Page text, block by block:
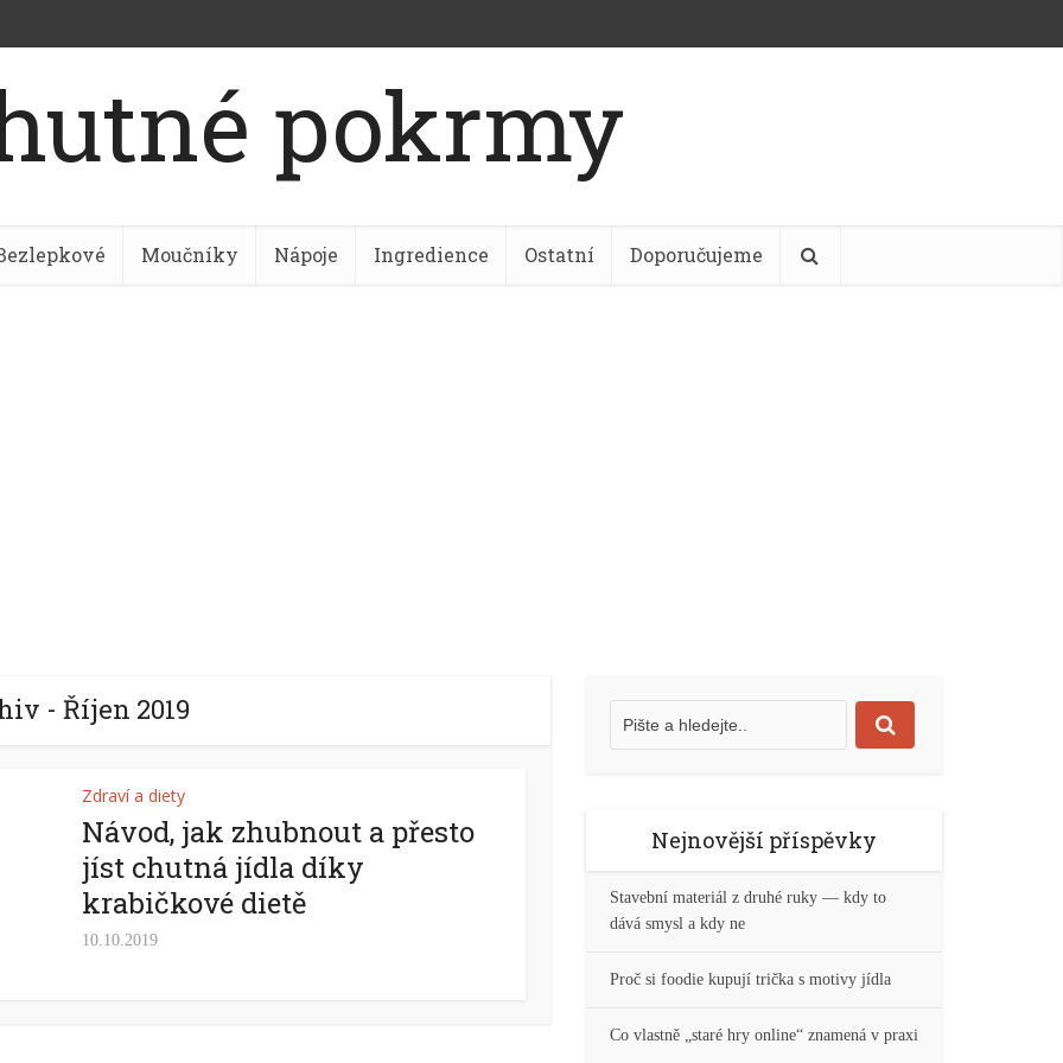
Moučníky Nápoje Ingredience Ostatní Doporučujeme
- Říjen 2019
Zdraví a diety
Návod, jak zhubnout a přesto
jíst chutná jídla díky
krabičkové dietě
10.10.2019
Nejnovější příspěvky
Stavební materiál z druhé ruky — kdy to
dává smysl a kdy ne
Proč si foodie kupují trička s motivy jídla
Co vlastně „staré hry online“ znamená v praxi